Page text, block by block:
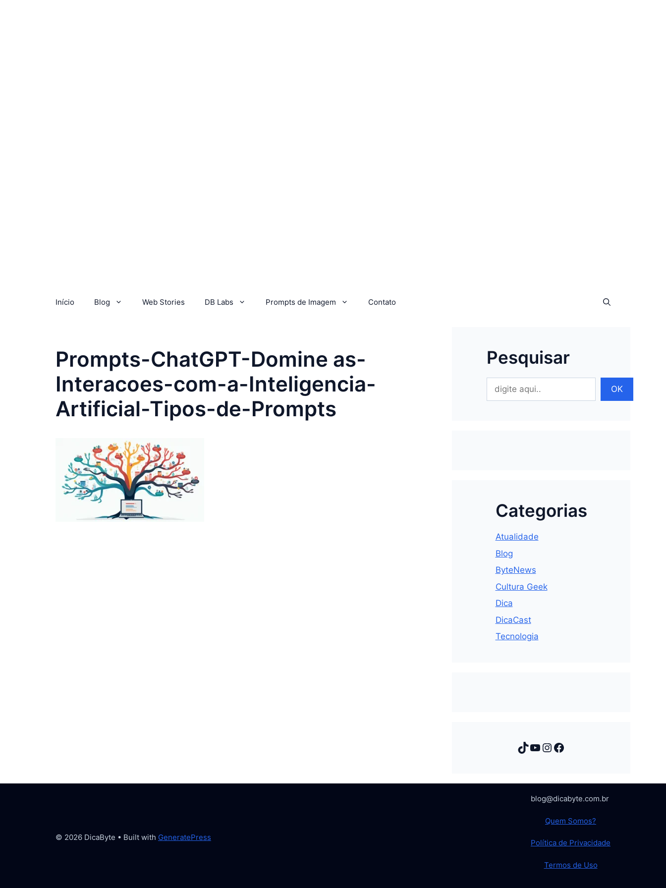
Início Blog Web Stories DB Labs Prompts de Imagem Contato
Prompts-ChatGPT-Domine as-
Interacoes-com-a-Inteligencia-
Artificial-Tipos-de-Prompts
Pesquisar
Pesquisar
OK
Categorias
Atualidade
Blog
ByteNews
Cultura Geek
Dica
DicaCast
Tecnologia
TikTok
Youtube
Instagram
Facebook
blog@dicabyte.com.br
Quem Somos?
Política de Privacidade
Termos de Uso
© 2026 DicaByte • Built with GeneratePress